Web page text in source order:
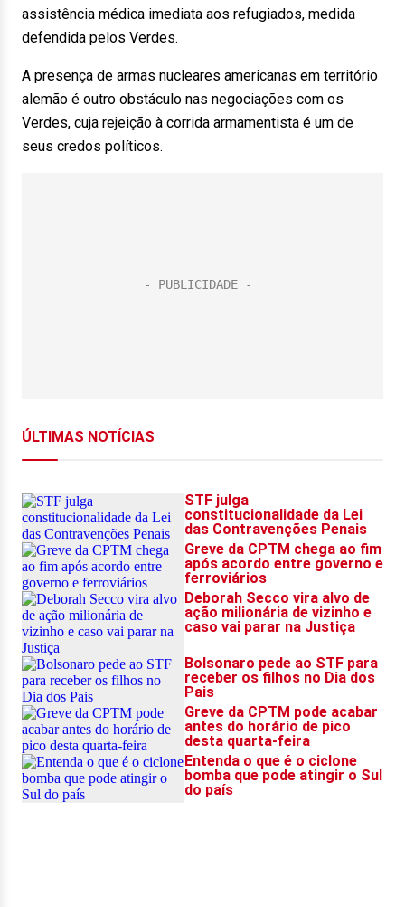
assistência médica imediata aos refugiados, medida
defendida pelos Verdes.
A presença de armas nucleares americanas em território
alemão é outro obstáculo nas negociações com os
Verdes, cuja rejeição à corrida armamentista é um de
seus credos políticos.